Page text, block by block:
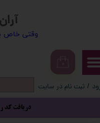
​​وقتی خاص
/ ثبت نام در سایت
سفارشات
خروج از حساب کاربری
دریافت کد